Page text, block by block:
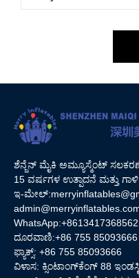
ಶೆನ್ಜೆನ್ ಮೈಕಿ ಅಮ್ಯೂಸ್ಮೆಂಟ್
15 ವರ್ಷಗಳ ಉತ್ಪಾದನೆ ಮತ್ತು
ಇ-ಮೇಲ್:
WhatsApp:+8613417368562
ದೂರವಾಣಿ:+86 755 85093666
ಫ್ಯಾಕ್ಸ್: +86 755 85093666
ವಿಳಾಸ: ಕ್ಸಿಂಟಾಂಗ್‌ಕೆಂಗ್ 88